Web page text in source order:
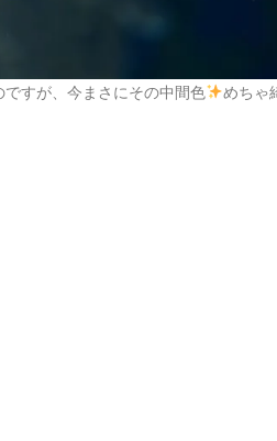
すが、今まさにその中間色
めちゃ